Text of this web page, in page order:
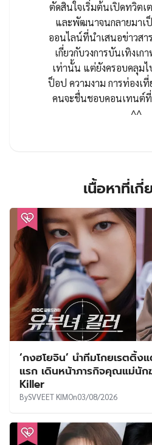
ตัดสินใจเริ่มต้นเปิดทวิตเ
และพัฒนาจนกลายมาเ
ออนไลน์ที่นำเสนอข่าวสา
เกี่ยวกับวงการบันเทิงเก
เท่านั้น แต่ยังครอบคลุม
ป็อป ความงาม การท่องเที่
คนจะชื่นชอบคอนเทนต์ที่
^^
เนื้อหาที่เ
‘กงฮโยจิน’ นำทีมโกยเรตติ้
แรก เดินหน้าภารกิจคุณแม่นัก
Killer
BySVVEET KIMOn03/08/2026